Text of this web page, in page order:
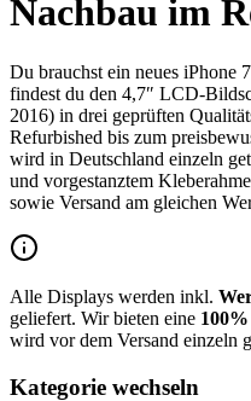
Nachbau im
Du brauchst ein neues iPhone
findest du den 4,7″ LCD-
2016) in drei geprüften
Refurbished bis zum
wird in Deutschland einzeln
und vorgestanztem
sowie Versand am gleichen
Alle Displays werden inkl.
geliefert. Wir bieten eine
wird vor dem Versand einzeln
Kategorie wechseln